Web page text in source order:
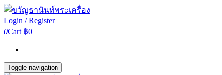
Login / Register
0Cart ฿0
Toggle navigation